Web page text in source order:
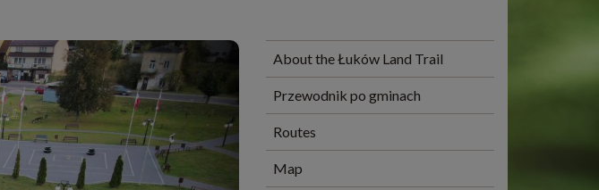
About the Łuków Land Trail
Przewodnik po gminach
Routes
Map